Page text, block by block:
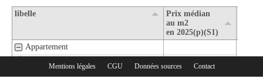
Mentions légales CGU Données sources Contact
Rubriques :
libelle
Prix médian
au m2
en 2025(p)(S1)
Appartement
2- Surface de 30 m2 à 80 m2